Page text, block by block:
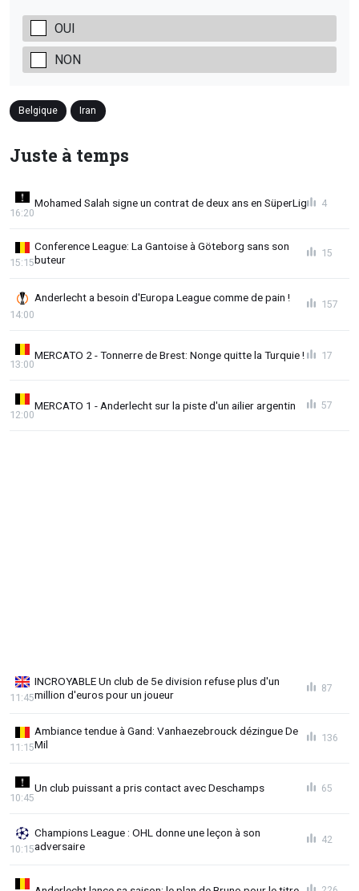
OUI
NON
Belgique Iran
Juste à temps
Mohamed Salah signe un contrat de deux ans en SüperLig
16:20
4
Conference League: La Gantoise à Göteborg sans son
buteur
15:15
15
Anderlecht a besoin d'Europa League comme de pain !
14:00
157
MERCATO 2 - Tonnerre de Brest: Nonge quitte la Turquie !
13:00
17
MERCATO 1 - Anderlecht sur la piste d'un ailier argentin
12:00
57
INCROYABLE Un club de 5e division refuse plus d'un
million d'euros pour un joueur
11:45
87
Ambiance tendue à Gand: Vanhaezebrouck dézingue De
Mil
11:15
136
Un club puissant a pris contact avec Deschamps
10:45
65
Champions League : OHL donne une leçon à son
adversaire
10:15
42